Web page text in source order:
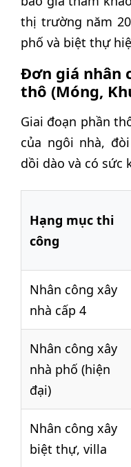
thị trường năm
phố và biệt thự
Đơn giá nhân
thô (Móng,
Giai đoạn phần
của ngôi nhà,
dồi dào và có sức
Hạng mục thi
công
Nhân công xây
nhà cấp 4
Nhân công xây
nhà phố (hiện
đại)
Nhân công xây
biệt thự, villa